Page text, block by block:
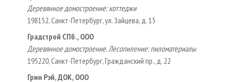
Деревянное домостроение: коттеджи
198152, Санкт-Петербург, ул. Зайцева, д. 15
Градстрой СПб., ООО
Деревянное домостроение. Лесопиление: пиломатериалы
195220, Санкт-Петербург, Гражданский пр., д. 22
Грин Рэй, ДОК, ООО